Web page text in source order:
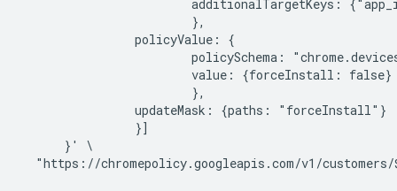
additionalTargetKeys:
                        },
                policyValue: {
policySchema:
                        value: {forceInstall: false}
                        },
                updateMask: {paths: "forceInstall"}
                }]
      }' \